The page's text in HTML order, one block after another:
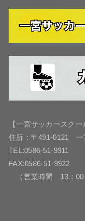
【一宮サッカースクー
住所：〒491-0121 一
TEL:0586-51-9911
FAX:0586-51-9922
（営業時間 13：00